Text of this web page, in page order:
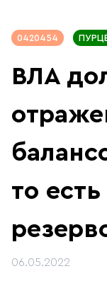
0420454
ВЛА
то
06.05.2022